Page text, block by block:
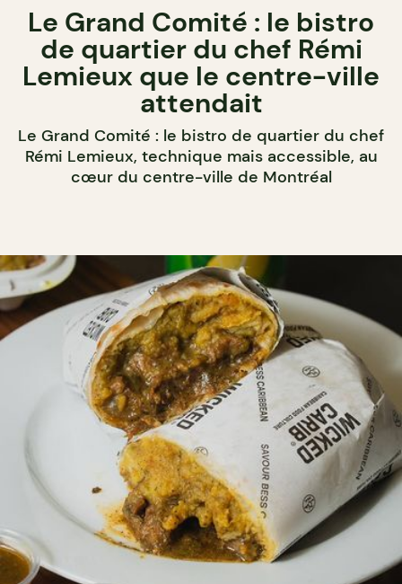
Le Grand Comité : le bistro
de quartier du chef Rémi
Lemieux que le centre-ville
attendait
Le Grand Comité : le bistro de quartier du chef
Rémi Lemieux, technique mais accessible, au
cœur du centre-ville de Montréal